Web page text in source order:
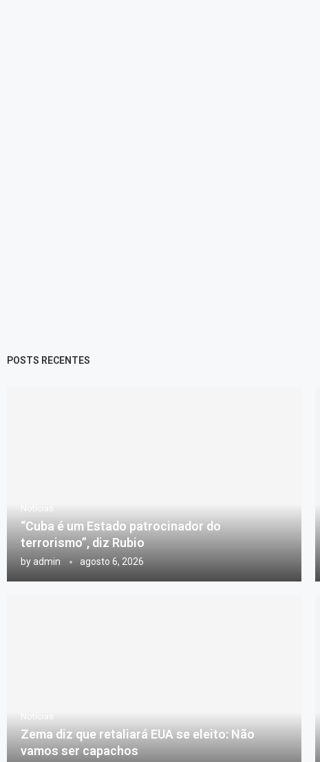
POSTS RECENTES
Notícias
“Cuba é um Estado patrocinador do
terrorismo”, diz Rubio
by admin agosto 6, 2026
Notícias
Zema diz que retaliará EUA se eleito: Não
vamos ser capachos